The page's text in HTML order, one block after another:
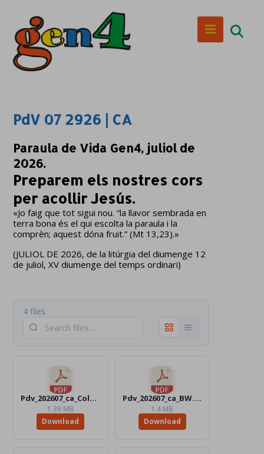
PdV 07 2926 | CA
Paraula de Vida Gen4, juliol de
2026.
Preparem els nostres cors
per acollir Jesús.
«Jo faig que tot sigui nou. “la llavor sembrada en
terra bona és el qui escolta la paraula i la
comprèn; aquest dóna fruit.” (Mt 13,23).»
(JULIOL DE 2026, de la litúrgia del diumenge 12
de juliol, XV diumenge del temps ordinari)
4 files
Pdv_202607_ca_Color.pdf
1.36 MB
Download
Pdv_202607_ca_BW.pdf
1.4 MB
Download